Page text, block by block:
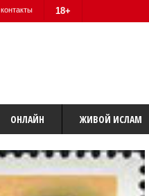
контакты 18+
ОНЛАЙН ЖИВОЙ ИСЛАМ